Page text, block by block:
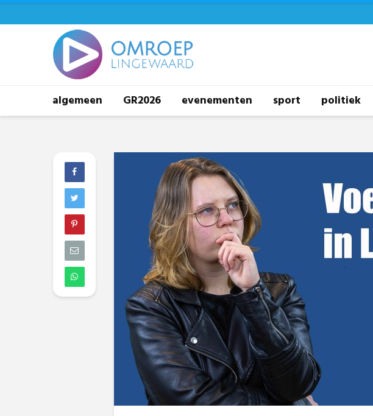
algemeen GR2026 evenementen sport politiek